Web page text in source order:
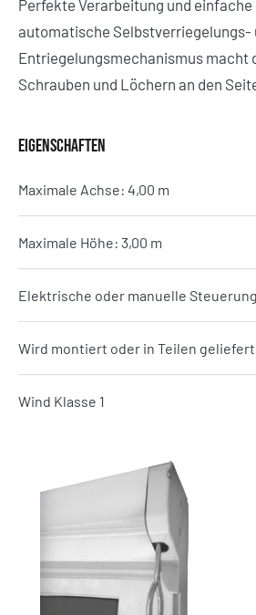
Perfekte Verarbeitung und einfache
automatische Selbstverriegelungs-
Entriegelungsmechanismus macht
Schrauben und Löchern an den
EIGENSCHAFTEN
Maximale Achse: 4,00 m
Maximale Höhe: 3,00 m
Elektrische oder manuelle Steuerung
Wird montiert oder in Teilen geliefert
Wind Klasse 1